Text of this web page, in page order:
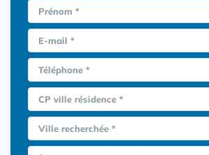
Prénom *
E-mail *
Téléphone *
CP ville résidence *
Ville recherchée *